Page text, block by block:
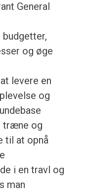
General
og øge
levere en
og
træne og
til at opnå
i en travl og
man